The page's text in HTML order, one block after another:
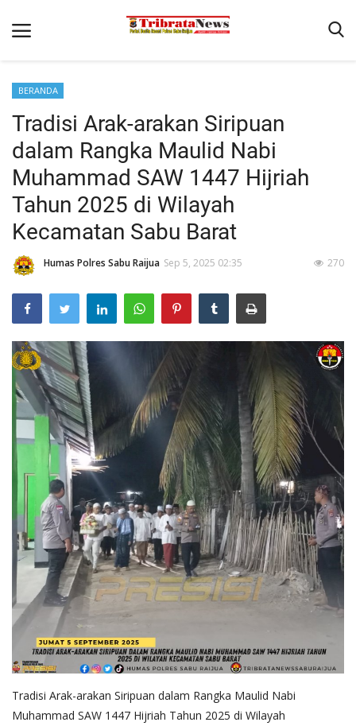
Home
Terms & Conditions
Reskrim
Binkam
Lantas
Polisi Kita
BERANDA
Tradisi Arak-arakan Siripuan
dalam Rangka Maulid Nabi
Muhammad SAW 1447 Hijriah
Tahun 2025 di Wilayah
Kecamatan Sabu Barat
Humas Polres Sabu Raijua Sep 5, 2025 02:35 270
Tradisi Arak-arakan Siripuan dalam Rangka Maulid Nabi
Muhammad SAW 1447 Hijriah Tahun 2025 di Wilayah